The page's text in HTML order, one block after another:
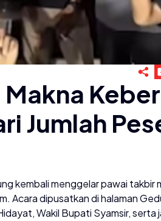
Jumlah
kembali menggelar pawai takbir
Acara dipusatkan di halaman
Wakil Bupati Syamsir, serta